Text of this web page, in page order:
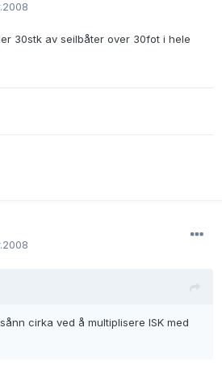
30stk av seilbåter over 30fot i hele
cirka ved å multiplisere ISK med